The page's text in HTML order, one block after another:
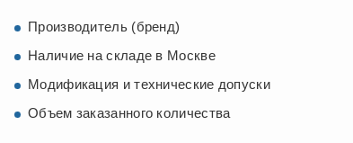
Производитель (бренд)
Наличие на складе в Москве
Модификация и технические допуски
Объем заказанного количества